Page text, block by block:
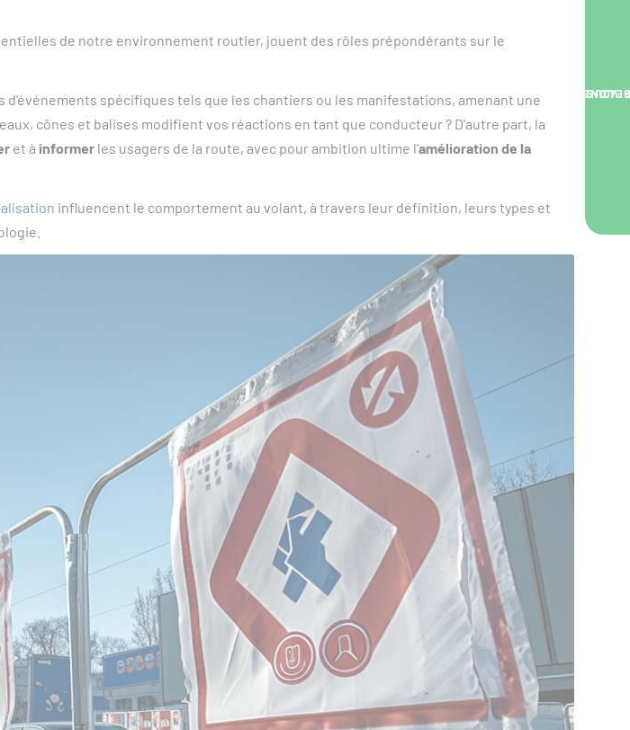
de notre environnement routier, jouent des rôles prépondérants sur le
spécifiques tels que les chantiers ou les manifestations, amenant une
cônes et balises modifient vos réactions en tant que conducteur ? D'autre part, la
et à informer les usagers de la route, avec pour ambition ultime l'amélioration de la
influencent le comportement au volant, à travers leur définition, leurs types et
NOUS VOUS